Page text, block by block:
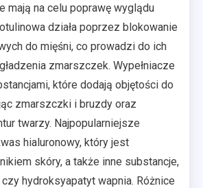
mają na celu poprawę wyglądu
działa poprzez blokowanie
do mięśni, co prowadzi do ich
zmarszczek. Wypełniacze
które dodają objętości do
zmarszczki i bruzdy oraz
twarzy. Najpopularniejsze
hialuronowy, który jest
skóry, a także inne substancje,
hydroksyapatyt wapnia. Różnice